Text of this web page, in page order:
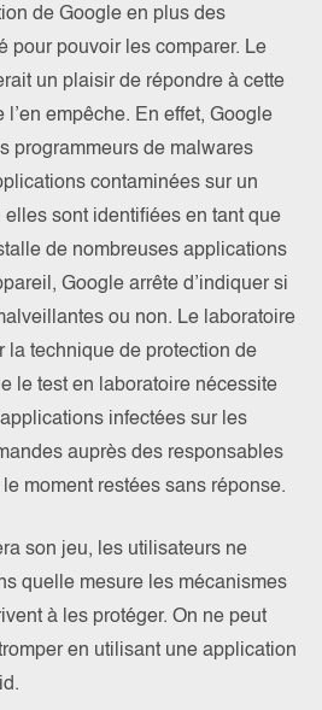
de Google en plus des
pour pouvoir les comparer. Le
un plaisir de répondre à cette
empêche. En effet, Google
programmeurs de malwares
contaminées sur un
sont identifiées en tant que
de nombreuses applications
Google arrête d’indiquer si
ou non. Le laboratoire
la technique de protection de
le test en laboratoire nécessite
infectées sur les
auprès des responsables
moment restées sans réponse.
son jeu, les utilisateurs ne
quelle mesure les mécanismes
à les protéger. On ne peut
en utilisant une application